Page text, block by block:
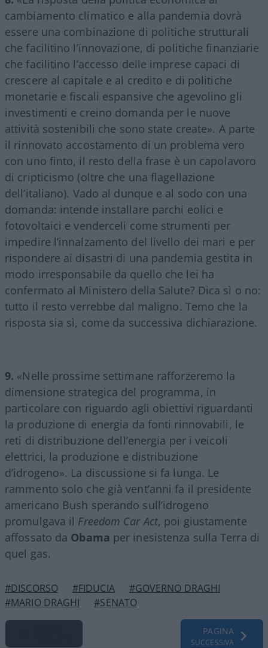
cambiamento climatico e alla pandemia dovrà
essere una combinazione di politiche strutturali
che facilitino l’innovazione, di politiche finanziarie
che facilitino l’accesso delle imprese capaci di
crescere al capitale e al credito e di politiche
monetarie e fiscali espansive che agevolino gli
investimenti e creino domanda per le nuove
attività sostenibili che sono state create». A parte
il rinnovato accostamento di un problema vero
con uno finto, il resto della frase è un capolavoro
di cripticismo (oltre che una flagellazione
dell’italiano). Vado al dunque e al sodo con una
domanda: intende installare parchi eolici e
fotovoltaici e venderceli come strumenti per
impedire l’innalzamento del livello dei mari e per
rispondere ai disastri di una pandemia gestita in
modo irresponsabile da quello che lei ha
confermato al Ministero della Salute? Dica sì o no:
tutto il resto verrebbe dal maligno. Temo che la
risposta sia sì, come da successiva dichiarazione.
9. «Nelle prossime settimane rafforzeremo la
dimensione strategica del programma, in
particolare con riguardo agli obiettivi riguardanti
la produzione di energia da fonti rinnovabili, le
reti di distribuzione dell’energia per i veicoli
elettrici, la produzione e distribuzione
d’idrogeno». La discussione si fa lunga. Le
rammento solo che già vent’anni fa il presidente
americano Bush sperando sull’idrogeno
promulgava il Freedom Car Act, poi giustamente
affossato da Obama per inesistenza sulla Terra di
quel gas.
#DISCORSO #FIDUCIA
#GOVERNO DRAGHI
#MARIO DRAGHI
#SENATO
PAGINA
SUCCESSIVA